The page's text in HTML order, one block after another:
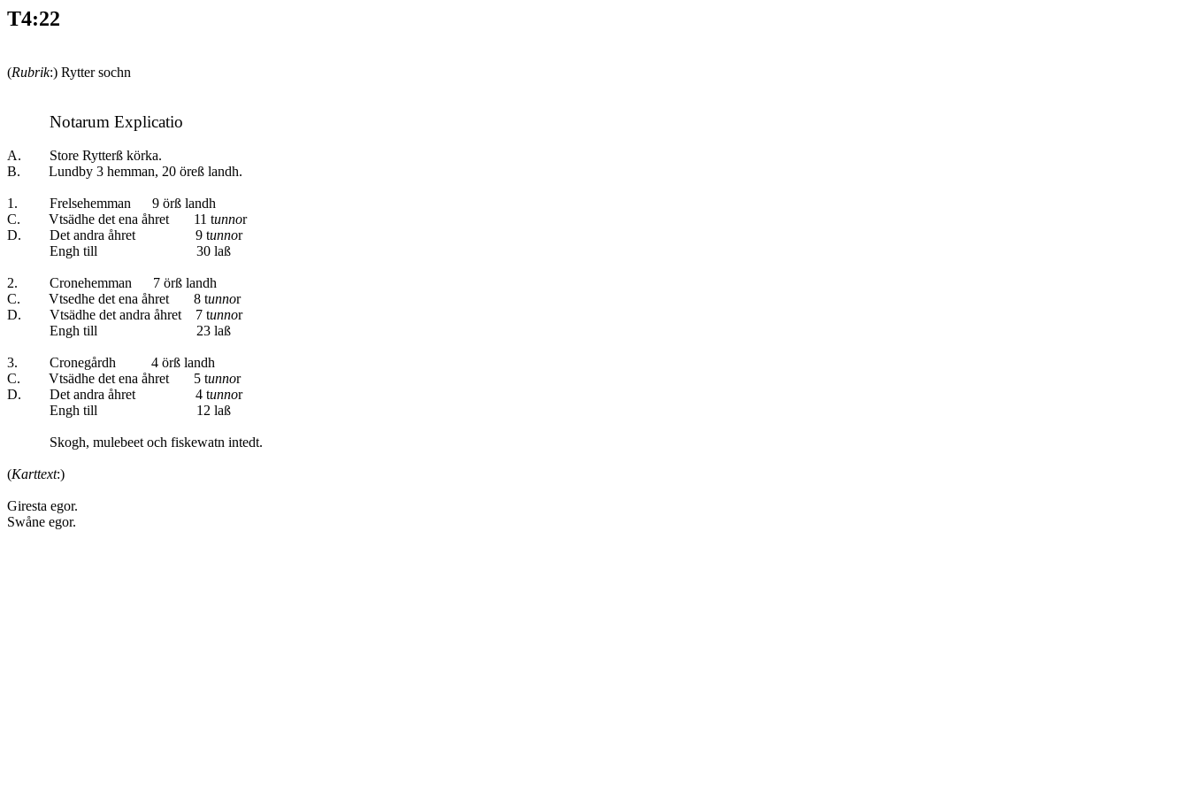
T4:22
(Rubrik:) Rytter sochn
Notarum Explicatio
A. Store Rytterß körka.
B. Lundby 3 hemman, 20 öreß landh.
1. Frelsehemman 9 örß landh
C. Vtsädhe det ena åhret 11 tunnor
D. Det andra åhret 9 tunnor
Engh till 30 laß
2. Cronehemman 7 örß landh
C. Vtsedhe det ena åhret 8 tunnor
D. Vtsädhe det andra åhret 7 tunnor
Engh till 23 laß
3. Cronegårdh 4 örß landh
C. Vtsädhe det ena åhret 5 tunnor
D. Det andra åhret 4 tunnor
Engh till 12 laß
Skogh, mulebeet och fiskewatn intedt.
(Karttext:)
Giresta egor.
Swåne egor.